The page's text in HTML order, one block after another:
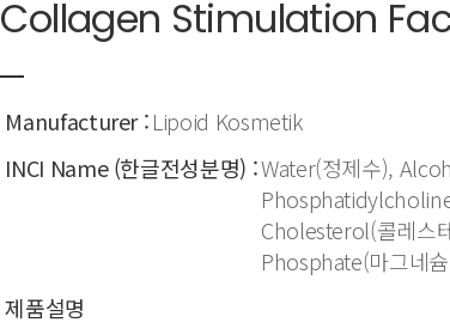
Collagen Stimulation
Manufacturer :Lipoid Kosmetik
INCI Name (한글전성분명) :Water(정제수),
Cholesterol(콜레스
Phosphate(마그네
제품설명